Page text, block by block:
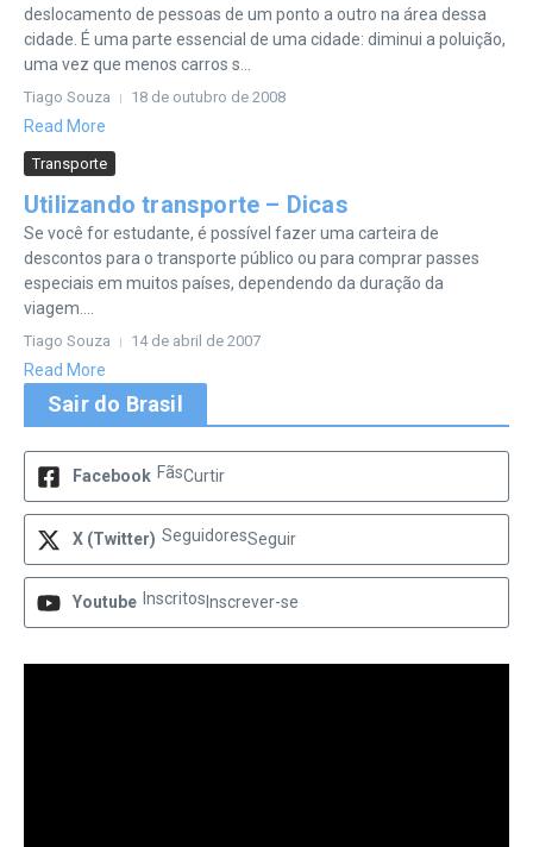
deslocamento de pessoas de um ponto a outro na área dessa
cidade. É uma parte essencial de uma cidade: diminui a poluição,
uma vez que menos carros s...
Tiago Souza 18 de outubro de 2008
Read More
Transporte
Utilizando transporte – Dicas
Se você for estudante, é possível fazer uma carteira de
descontos para o transporte público ou para comprar passes
especiais em muitos países, dependendo da duração da
viagem....
Tiago Souza 14 de abril de 2007
Read More
Sair do Brasil
Facebook FãsCurtir
X (Twitter) SeguidoresSeguir
Youtube Inscritos Inscrever-se